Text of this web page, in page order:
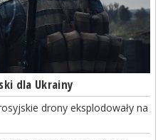
dla Ukrainy
drony eksplodowały na